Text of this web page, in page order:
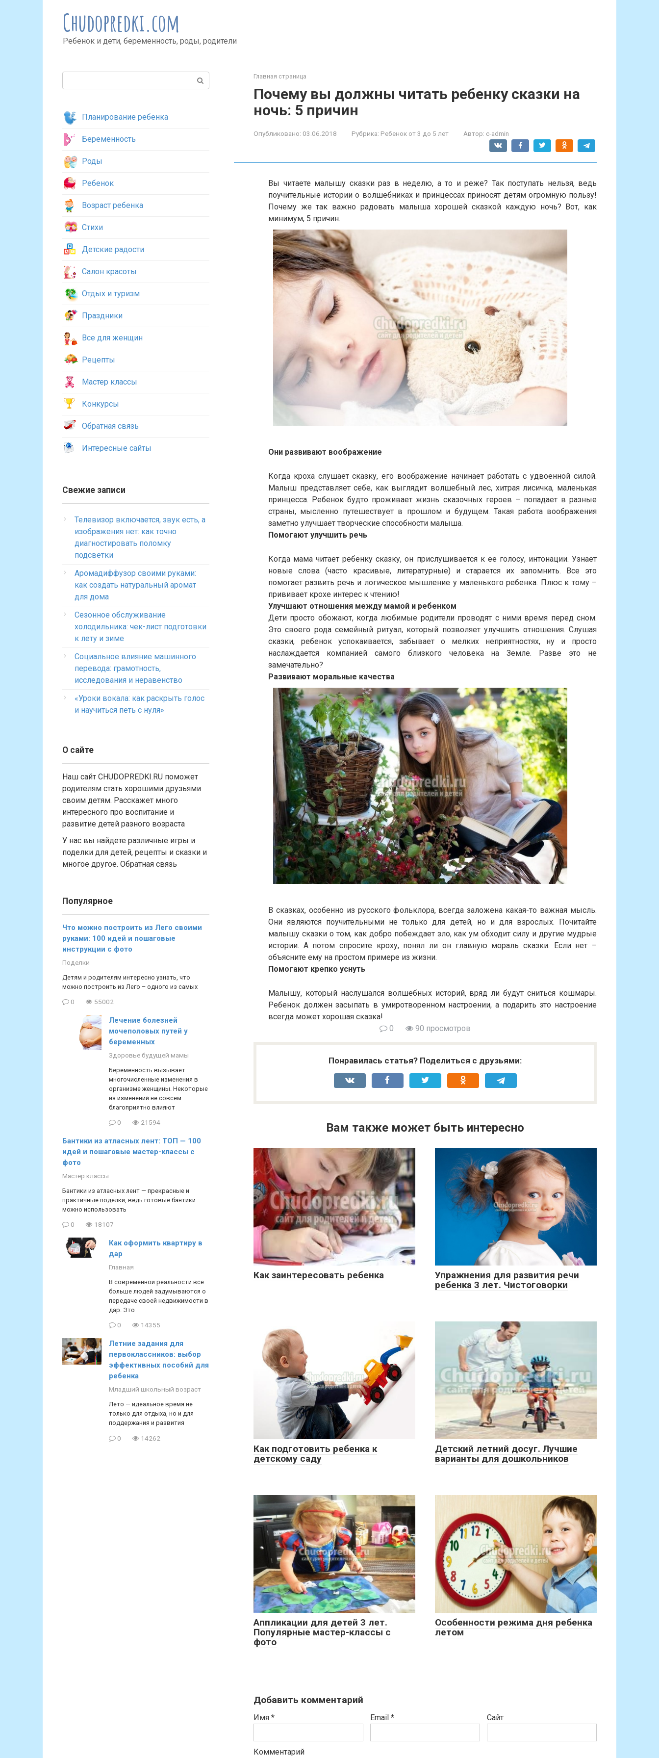
Chudopredki.com
Ребенок и дети, беременность, роды, родители
Главная страница
Почему вы должны читать ребенку сказки на
ночь: 5 причин
Опубликовано: 03.06.2018 Рубрика: Ребенок от 3 до 5 лет Автор: c-admin
Вы читаете малышу сказки раз в неделю, а то и реже? Так поступать нельзя, ведь
поучительные истории о волшебниках и принцессах приносят детям огромную пользу!
Почему же так важно радовать малыша хорошей сказкой каждую ночь? Вот, как
минимум, 5 причин.
Они развивают воображение
Когда кроха слушает сказку, его воображение начинает работать с удвоенной силой.
Малыш представляет себе, как выглядит волшебный лес, хитрая лисичка, маленькая
принцесса. Ребенок будто проживает жизнь сказочных героев – попадает в разные
страны, мысленно путешествует в прошлом и будущем. Такая работа воображения
заметно улучшает творческие способности малыша.
Помогают улучшить речь
Когда мама читает ребенку сказку, он прислушивается к ее голосу, интонации. Узнает
новые слова (часто красивые, литературные) и старается их запомнить. Все это
помогает развить речь и логическое мышление у маленького ребенка. Плюс к тому –
прививает крохе интерес к чтению!
Улучшают отношения между мамой и ребенком
Дети просто обожают, когда любимые родители проводят с ними время перед сном.
Это своего рода семейный ритуал, который позволяет улучшить отношения. Слушая
сказки, ребенок успокаивается, забывает о мелких неприятностях, ну и просто
наслаждается компанией самого близкого человека на Земле. Разве это не
замечательно?
Развивают моральные качества
В сказках, особенно из русского фольклора, всегда заложена какая-то важная мысль.
Они являются поучительными не только для детей, но и для взрослых. Почитайте
малышу сказки о том, как добро побеждает зло, как ум обходит силу и другие мудрые
истории. А потом спросите кроху, понял ли он главную мораль сказки. Если нет –
объясните ему на простом примере из жизни.
Помогают крепко уснуть
Малышу, который наслушался волшебных историй, вряд ли будут сниться кошмары.
Ребенок должен засыпать в умиротворенном настроении, а подарить это настроение
всегда может хорошая сказка!
0
90 просмотров
Понравилась статья? Поделиться с друзьями:
Вам также может быть интересно
Как заинтересовать ребенка
Упражнения для развития речи
ребенка 3 лет. Чистоговорки
Как подготовить ребенка к
детскому саду
Детский летний досуг. Лучшие
варианты для дошкольников
Аппликации для детей 3 лет.
Популярные мастер-классы с
фото
Особенности режима дня ребенка
летом
Добавить комментарий
Имя * Email * Сайт
Комментарий
Планирование ребенка
Беременность
Роды
Ребенок
Возраст ребенка
Стихи
Детские радости
Салон красоты
Отдых и туризм
Праздники
Все для женщин
Рецепты
Мастер классы
Конкурсы
Обратная связь
Интересные сайты
Свежие записи
Телевизор включается, звук есть, а
изображения нет: как точно
диагностировать поломку
подсветки
Аромадиффузор своими руками:
как создать натуральный аромат
для дома
Сезонное обслуживание
холодильника: чек-лист подготовки
к лету и зиме
Социальное влияние машинного
перевода: грамотность,
исследования и неравенство
«Уроки вокала: как раскрыть голос
и научиться петь с нуля»
О сайте
Наш сайт CHUDOPREDKI.RU поможет
родителям стать хорошими друзьями
своим детям. Расскажет много
интересного про воспитание и
развитие детей разного возраста
У нас вы найдете различные игры и
поделки для детей, рецепты и сказки и
многое другое. Обратная связь
Популярное
Что можно построить из Лего своими
руками: 100 идей и пошаговые
инструкции с фото
Поделки
Детям и родителям интересно узнать, что
можно построить из Лего – одного из самых
0 55002
Лечение болезней
мочеполовых путей у
беременных
Здоровье будущей мамы
Беременность вызывает
многочисленные изменения в
организме женщины. Некоторые
из изменений не совсем
благоприятно влияют
0 21594
Бантики из атласных лент: ТОП — 100
идей и пошаговые мастер-классы с
фото
Мастер классы
Бантики из атласных лент — прекрасные и
практичные поделки, ведь готовые бантики
можно использовать
0 18107
Как оформить квартиру в
дар
Главная
В современной реальности все
больше людей задумываются о
передаче своей недвижимости в
дар. Это
0 14355
Летние задания для
первоклассников: выбор
эффективных пособий для
ребенка
Младший школьный возраст
Лето — идеальное время не
только для отдыха, но и для
поддержания и развития
0 14262